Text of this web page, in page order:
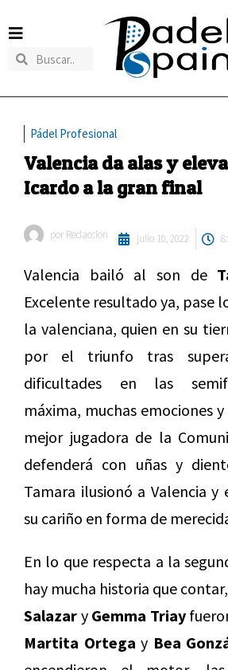
Pádel Profesional
Valencia da alas y
Icardo a la gran final
por Redaccion julio 10, 2022
Valencia bailó al son de
Excelente resultado ya, pase
la valenciana, quien en su
por el triunfo tras
dificultades en las
máxima, muchas emociones
mejor jugadora de la
defenderá con uñas y
Tamara ilusionó a Valencia y
su cariño en forma de
En lo que respecta a la
hay mucha historia que
Salazar y Gemma Triay
Martita Ortega y Bea